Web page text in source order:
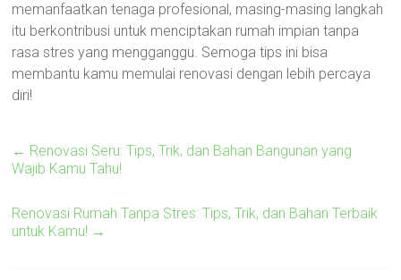
memanfaatkan tenaga profesional, masing-masing langkah
itu berkontribusi untuk menciptakan rumah impian tanpa
rasa stres yang mengganggu. Semoga tips ini bisa
membantu kamu memulai renovasi dengan lebih percaya
diri!
← Renovasi Seru: Tips, Trik, dan Bahan Bangunan yang
Wajib Kamu Tahu!
Renovasi Rumah Tanpa Stres: Tips, Trik, dan Bahan Terbaik
untuk Kamu! →